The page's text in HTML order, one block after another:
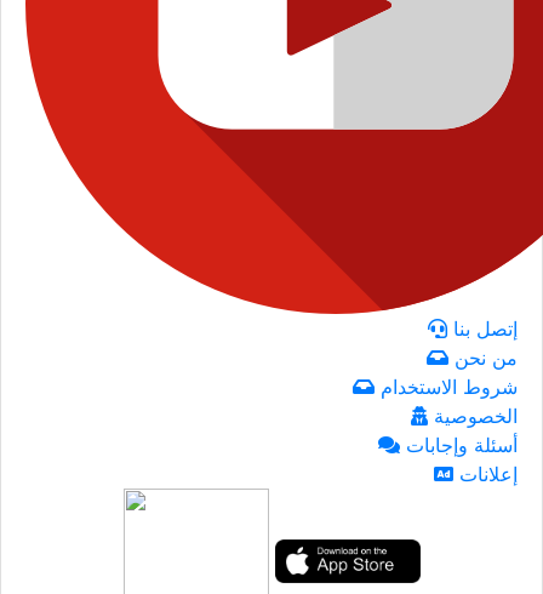
إتصل بنا
من نحن
شروط الاستخدام
الخصوصية
أسئلة وإجابات
إعلانات